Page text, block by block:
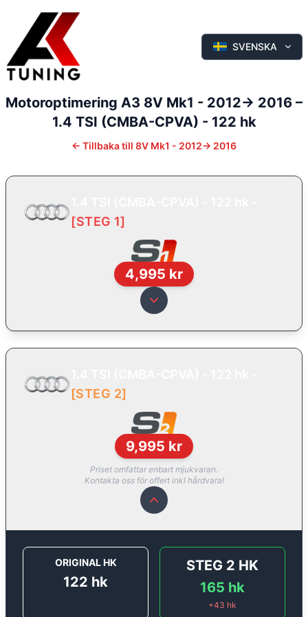
SVENSKA
Motoroptimering A3 8V Mk1 - 2012-> 2016 –
1.4 TSI (CMBA-CPVA) - 122 hk
← Tillbaka till 8V Mk1 - 2012-> 2016
[STEG 1]
4,995 kr
[STEG 2]
9,995 kr
Priset omfattar enbart mjukvaran.
Kontakta oss för offert inkl hårdvara!
ORIGINAL HK
122 hk
STEG 2 HK
165 hk
+43 hk